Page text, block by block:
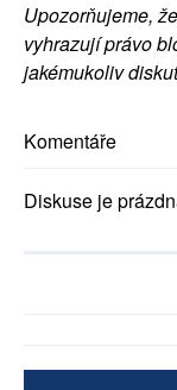
Upozorňujeme,
vyhrazují právo
jakémukoliv
Komentáře
Diskuse je